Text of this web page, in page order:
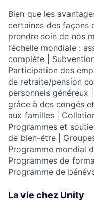
Bien que les
certaines des façons
prendre soin de nos
l’échelle mondiale :
complète |
Participation des
de retraite/pension
personnels généreux
grâce à des congés
aux familles |
Programmes et
de bien-être |
Programme mondial
Programmes de
Programme de
La vie chez Unity